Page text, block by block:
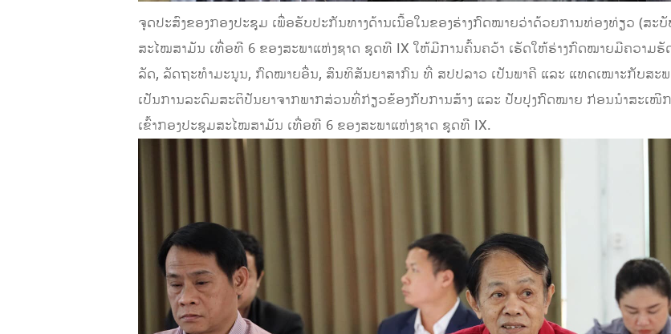
ຈຸດປະສົງຂອງກອງປະຊຸມ ເພື່ອຮັບປະກັນທາງດ້ານເນື້ອໃນຂອງຮ່າງກົດໝາຍວ່າດ້ວຍການທ່ອງທ່ຽວ (ສະ
ສະໄໝສາມັນ ເທື່ອທີ 6 ຂອງສະພາແຫ່ງຊາດ ຊຸດທີ IX ໃຫ້ມີການຄົ້ນຄວ້າ ເຮັດໃຫ້ຮ່າງກົດໝາຍມີຄວາມ
ລັດ, ລັດຖະທຳມະນູນ, ກົດໝາຍອື່ນ, ສົນທິສັນຍາສາກົນ ທີ່ ສປປລາວ ເປັນພາຄີ ແລະ ແທດເໝາະກັບສະພ
ເປັນການລະດົມສະຕິປັນຍາຈາກພາກສ່ວນທີ່ກ່ຽວຂ້ອງກັບການສ້າງ ແລະ ປັບປຸງກົດໝາຍ ກ່ອນນຳສະເໜີ
ເຂົ້າກອງປະຊຸມສະໄໝສາມັນ ເທື່ອທີ 6 ຂອງສະພາແຫ່ງຊາດ ຊຸດທີ IX.